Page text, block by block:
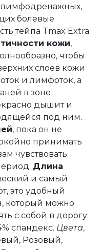
лимфодренажных,
болевые
тейпа Tmax Extra
кожи,
чтобы
слоев кожи
и лимфоток, а
в зоне
дышит и
под ним.
, пока он не
принимать
чувствовать
Длина
и самый
это удобный
который можно
с собой в дорогу.
спандекс. Цвета,
Розовый,